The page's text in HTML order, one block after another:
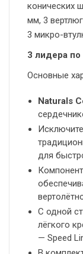
конических
мм, 3
3 микро-
3 лидера по
Основные
Naturals
для
С одной
лёгкого
— Speed